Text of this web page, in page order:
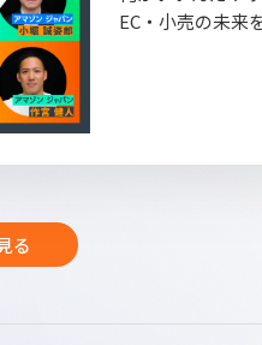
EC・小売の未来
る